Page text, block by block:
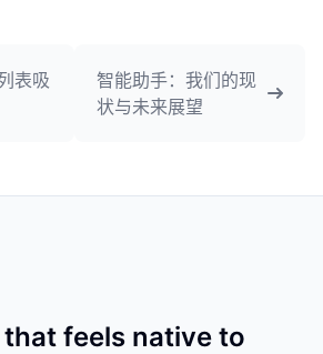
表吸
智能助手：我们的现
状与未来展望
feels native to